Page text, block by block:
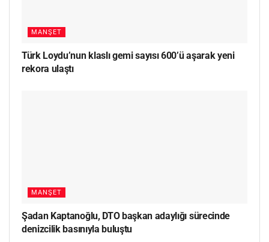
MANŞET
Türk Loydu’nun klaslı gemi sayısı 600’ü aşarak yeni
rekora ulaştı
MANŞET
Şadan Kaptanoğlu, DTO başkan adaylığı sürecinde
denizcilik basınıyla buluştu